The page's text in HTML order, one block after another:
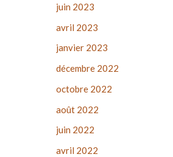
juin 2023
avril 2023
janvier 2023
décembre 2022
octobre 2022
août 2022
juin 2022
avril 2022